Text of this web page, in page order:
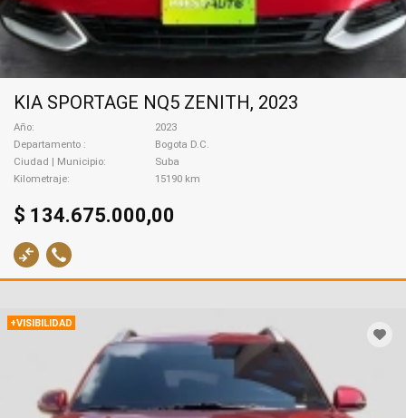
KIA SPORTAGE NQ5 ZENITH, 2023
Año
2023
Departamento
Bogota D.C.
Ciudad | Municipio
Suba
Kilometraje
15190 km
$ 134.675.000,00
+VISIBILIDAD